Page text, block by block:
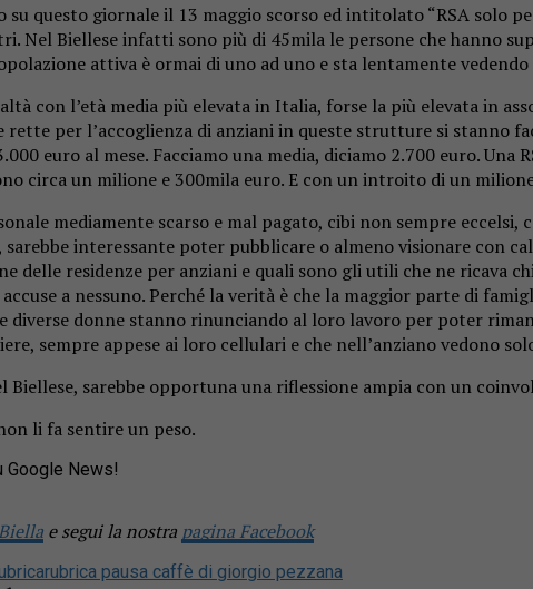
questo giornale il 13 maggio scorso ed intitolato “RSA solo
Biellese infatti sono più di 45mila le persone che hanno
attiva è ormai di uno ad uno e sta lentamente
con l’età media più elevata in Italia, forse la più elevata in
rette per l’accoglienza di anziani in queste strutture si stanno
euro al mese. Facciamo una media, diciamo 2.700 euro.
circa un milione e 300mila euro. E con un introito di un
mediamente scarso e mal pagato, cibi non sempre
interessante poter pubblicare o almeno visionare con
delle residenze per anziani e quali sono gli utili che ne ricava
a nessuno. Perché la verità è che la maggior parte di
donne stanno rinunciando al loro lavoro per poter
sempre appese ai loro cellulari e che nell’anziano vedono
Biellese, sarebbe opportuna una riflessione ampia con un
li fa sentire un peso.
Google News!
e segui la nostra pagina Facebook
rubrica pausa caffè di giorgio pezzana